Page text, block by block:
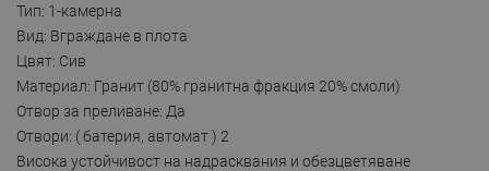
Тип: 1-камерна
Вид: Вграждане в плота
Цвят: Сив
Материал: Гранит (80% гранитна фракция 20% смоли)
Отвор за преливане: Да
Отвори: ( батерия, автомат ) 2
Висока устойчивост на надрасквания и обезцветяване